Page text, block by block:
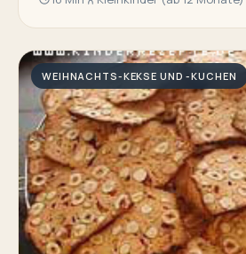
WEIHNACHTS-KEKSE UND -KUCHEN